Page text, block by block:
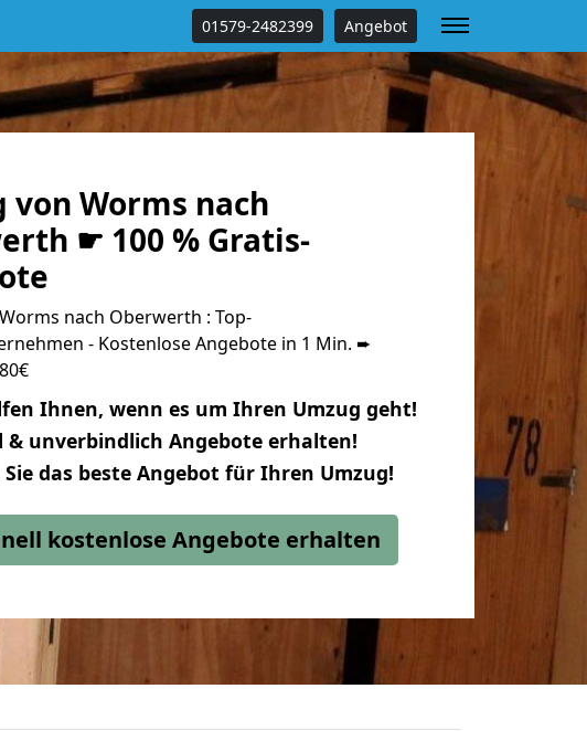
01579-2482399 Angebot
von Worms nach
☛ 100 % Gratis-
nach Oberwerth : Top-
- Kostenlose Angebote in 1 Min. ➨
Ihnen, wenn es um Ihren Umzug geht!
& unverbindlich Angebote erhalten!
Sie das beste Angebot für Ihren Umzug!
kostenlose Angebote erhalten